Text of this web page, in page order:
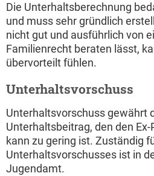
Die Unterhaltsberechnung
und muss sehr gründlich
nicht gut und ausführlich von
Familienrecht beraten lässt,
übervorteilt fühlen.
Unterhaltsvorschuss
Unterhaltsvorschuss gewährt
Unterhaltsbeitrag, den den
kann zu gering ist. Zuständig
Unterhaltsvorschusses ist in
Jugendamt.